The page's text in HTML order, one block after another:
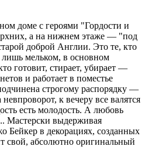
доме с героями "Гордости и
а на нижнем этаже — "под
доброй Англии. Это те, кто
мельком, в основном
готовит, стирает, убирает —
и работает в поместье
строгому распорядку —
к вечеру все валятся
есть молодость. А любовь
Мастерски выдерживая
Бейкер в декорациях, созданных
свой, абсолютно оригинальный